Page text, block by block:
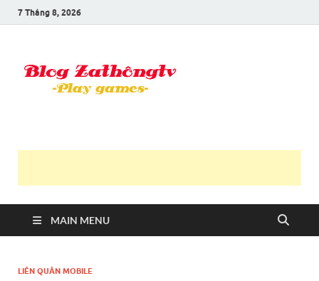
7 Tháng 8, 2026
MAIN MENU
LIÊN QUÂN MOBILE